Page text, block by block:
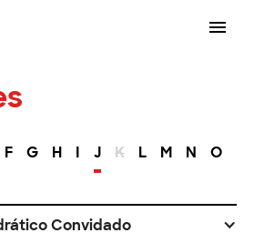
F G H I J K L M N O
Convidado